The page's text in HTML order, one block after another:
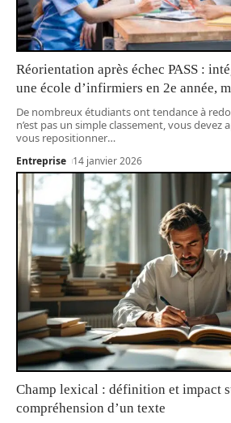
Réorientation après échec PASS :
une école d’infirmiers en 2e année,
De nombreux étudiants ont tendance à
n’est pas un simple classement, vous devez
vous repositionner…
Entreprise 14 janvier 2026
Champ lexical : définition et impact
compréhension d’un texte